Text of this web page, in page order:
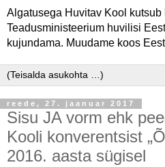
Algatusega Huvitav Kool kutsub
Teadusministeerium huvilisi
kujundama. Muudame koos
reede, 27. jaanuar 2017
Sisu JA vorm ehk
Kooli konverentsist
2016. aasta sügisel